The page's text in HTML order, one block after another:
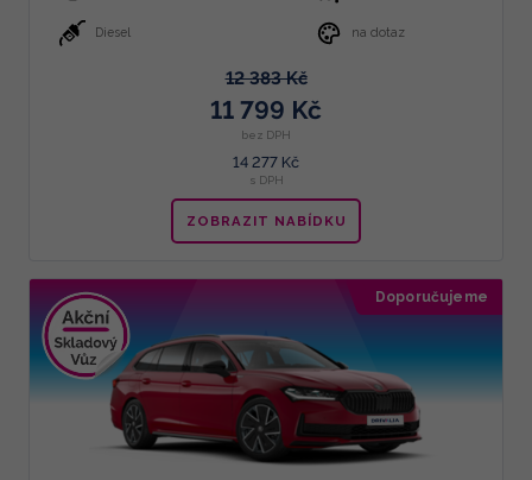
Diesel na dotaz
12 383 Kč
11 799 Kč
bez DPH
14 277 Kč
s DPH
ZOBRAZIT NABÍDKU
Doporučujeme